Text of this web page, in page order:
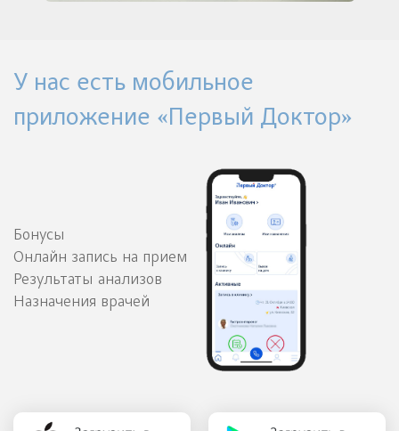
У нас есть мобильное
приложение «Первый Доктор»
Бонусы
Онлайн запись на прием
Результаты анализов
Назначения врачей